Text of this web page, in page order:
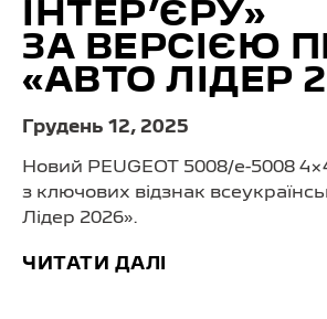
ІНТЕР’ЄРУ»
ЗА ВЕРСІЄЮ
«АВТО ЛІДЕР
Грудень 12, 2025
Новий PEUGEOT 5008/e-5008
з ключових відзнак
Лідер 2026».
ЧИТАТИ ДАЛІ